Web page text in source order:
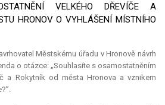
VELKÉHO DŘEVÍČE A
HRONOV O VYHLÁŠENÍ MÍSTNÍHO
Městskému úřadu v Hronově návrh
o otázce: „Souhlasíte s osamostatněním
a Rokytník od města Hronova a vznikem